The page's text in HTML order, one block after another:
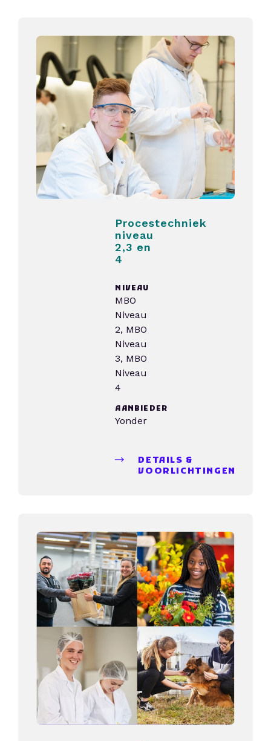
Procestechniek
niveau
2,3 en
4
NIVEAU
MBO
Niveau
2, MBO
Niveau
3, MBO
Niveau
4
AANBIEDER
Yonder
DETAILS &
VOORLICHTINGEN